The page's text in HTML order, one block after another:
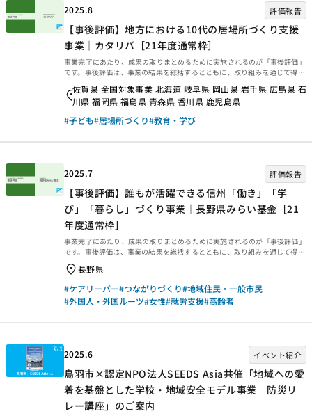
2025.8 評価報告
【事後評価】地方における10代の居場所づくり支援
事業｜カタリバ［21年度通常枠］
事業完了にあたり、成果の取りまとめるために実施されるのが「事後評価」
です。事後評価は、事業の結果を総括するとともに、取り組みを通じて得ら
ます。今回は、2025年3月末に事業完了した2021年度通常枠【地方におけ
る10代の居場所づくり支援事業｜カタリバ［21年度通常枠］】の事後評価
以下のページからご覧ください。 事後評価報告 事後評価報告書は、以下の
情報】
佐賀県 全国対象事業 北海道 岐阜県 岡山県 岩手県 広島県 石
川県 福岡県 福島県 青森県 香川県 鹿児島県
#子ども#居場所づくり#教育・学び
2025.7 評価報告
【事後評価】誰もが活躍できる信州「働き」「学
び」「暮らし」づくり事業｜長野県みらい基金［21
年度通常枠］
事業完了にあたり、成果の取りまとめるために実施されるのが「事後評価」
です。事後評価は、事業の結果を総括するとともに、取り組みを通じて得ら
れた学びを今後に生かせるよう、提言や知見・教訓を整理するために行われ
ます。今回は、2025年3月末に事業完了した2021年度通常枠【誰もが活躍
できる信州「働き」「学び」「暮らし」づくり事業｜長野県みらい基金
［21年度通常枠］】の事後評価報告書をご紹介します。ぜひご覧ください。
事業概要等 事業概要などは、以下のページからご覧ください。 事後評価報
体 ・実行団体 【事業基礎情報】
長野県
#ケアリーバー#つながりづくり#地域住民・一般市民
#外国人・外国ルーツ#女性#就労支援#高齢者
2025.6 イベント紹介
鳥羽市×認定NPO法人SEEDS Asia共催「地域への愛
着を基盤とした学校・地域安全モデル事業 防災リ
レー講座」のご案内